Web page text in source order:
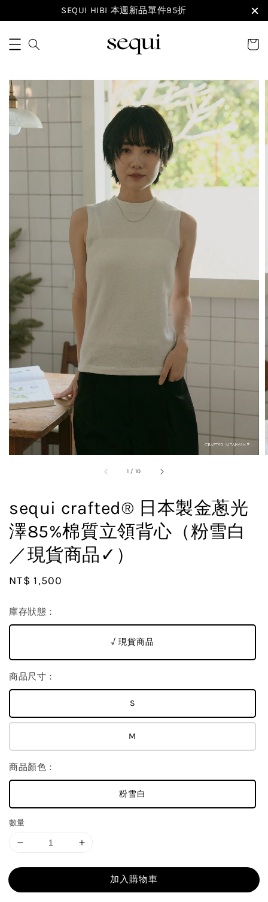
SEQUI HIBI 本週新品單件95折
1 / 10
sequi crafted® 日本製金蔥光
澤85%棉質立領背心（粉雪白
／現貨商品✓）
Regular
NT$ 1,500
庫存狀態：
√ 現貨商品
商品尺寸：
S
M
商品顏色：
粉雪白
數量
加入購物車